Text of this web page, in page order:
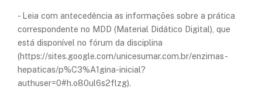
- Leia com antecedência as informações sobre a prática
correspondente no MDD (Material Didático Digital), que
está disponível no fórum da disciplina
(https://sites.google.com/unicesumar.com.br/enzimas-
hepaticas/p%C3%A1gina-inicial?
authuser=0#h.o80ul6s2flzg).